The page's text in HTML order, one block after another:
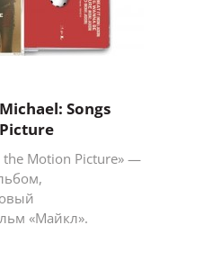
Songs
the Motion Picture» —
«Майкл».